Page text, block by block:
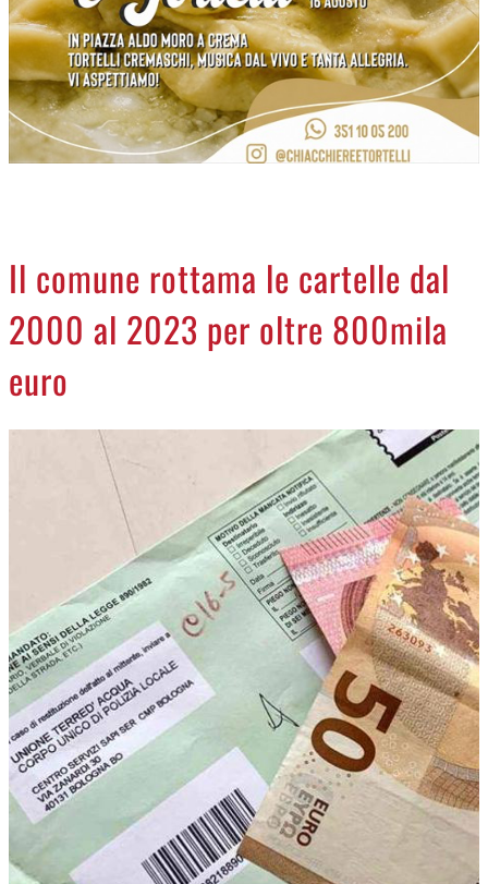
NECROLOGI
ACCEDI
Il comune rottama le cartelle dal
2000 al 2023 per oltre 800mila
euro